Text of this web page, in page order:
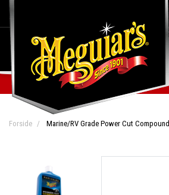
Forside Marine/RV Grade Power Cut Compound